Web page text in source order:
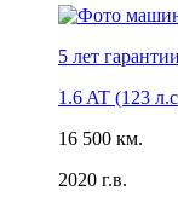
5 лет гарантии
1.6 AT (123
16 500 км.
2020 г.в.